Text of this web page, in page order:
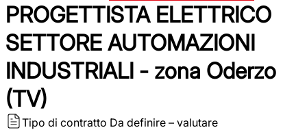
PROGETTISTA ELETTRICO
SETTORE AUTOMAZIONI
INDUSTRIALI - zona Oderzo
(TV)
Tipo di contratto Da definire – valutare